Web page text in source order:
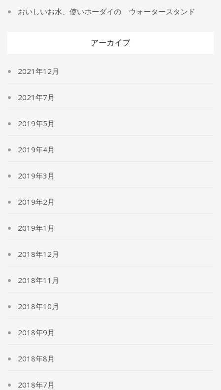
おいしいお水、使いホーダイの ウォータースタンド
アーカイブ
2021年12月
2021年7月
2019年5月
2019年4月
2019年3月
2019年2月
2019年1月
2018年12月
2018年11月
2018年10月
2018年9月
2018年8月
2018年7月